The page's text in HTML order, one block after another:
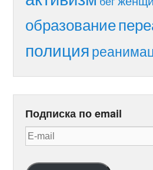
образование
полиция
Подписка по email
E-
mail